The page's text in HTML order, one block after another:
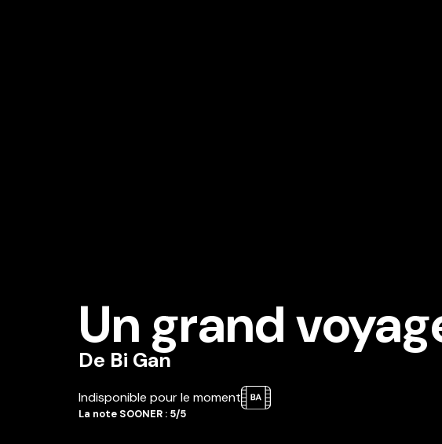
Un grand
De Bi Gan
Indisponible pour le moment
La note SOONER : 5/5